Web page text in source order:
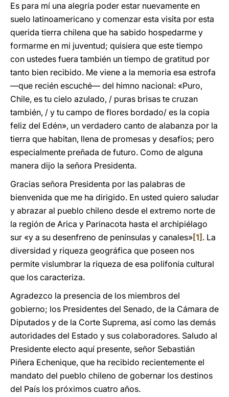
Es para mí una alegría poder estar nuevamente en
suelo latinoamericano y comenzar esta visita por esta
querida tierra chilena que ha sabido hospedarme y
formarme en mi juventud; quisiera que este tiempo
con ustedes fuera también un tiempo de gratitud por
tanto bien recibido. Me viene a la memoria esa estrofa
―que recién escuché― del himno nacional: «Puro,
Chile, es tu cielo azulado, / puras brisas te cruzan
también, / y tu campo de flores bordado/ es la copia
feliz del Edén», un verdadero canto de alabanza por la
tierra que habitan, llena de promesas y desafíos; pero
especialmente preñada de futuro. Como de alguna
manera dijo la señora Presidenta.
Gracias señora Presidenta por las palabras de
bienvenida que me ha dirigido. En usted quiero saludar
y abrazar al pueblo chileno desde el extremo norte de
la región de Arica y Parinacota hasta el archipiélago
sur «y a su desenfreno de penínsulas y canales»[1] . La
diversidad y riqueza geográfica que poseen nos
permite vislumbrar la riqueza de esa polifonía cultural
que los caracteriza.
Agradezco la presencia de los miembros del
gobierno; los Presidentes del Senado, de la Cámara de
Diputados y de la Corte Suprema, así como las demás
autoridades del Estado y sus colaboradores. Saludo al
Presidente electo aquí presente, señor Sebastián
Piñera Echenique, que ha recibido recientemente el
mandato del pueblo chileno de gobernar los destinos
del País los próximos cuatro años.